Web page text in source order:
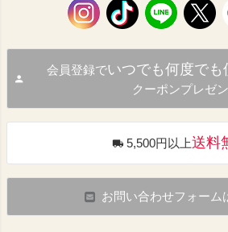
会員登録でいつでも何度で
クーポンプレゼ
5,500円以上送料
お問い合わせフォーム